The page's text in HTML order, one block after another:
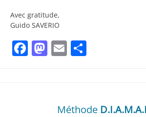
Avec gratitude,
Guido SAVERIO
Facebook
Mastodon
Email
Méthode